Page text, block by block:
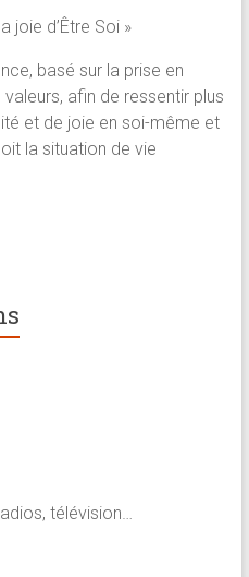
basé sur la prise en
afin de ressentir plus
et de joie en soi-même et
la situation de vie
télévision…